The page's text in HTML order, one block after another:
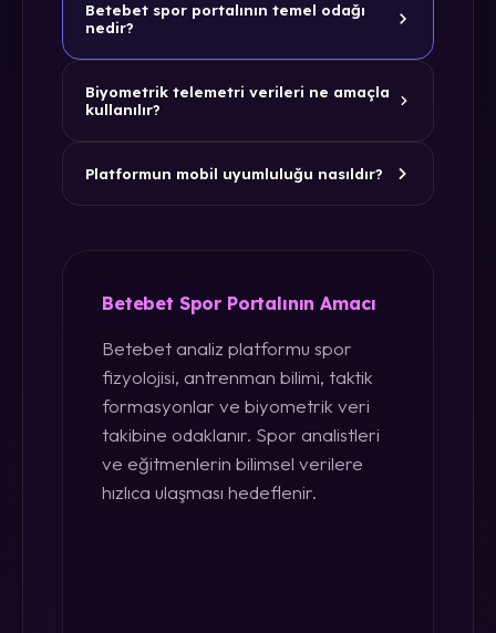
Betebet spor portalının temel odağı
nedir?
Biyometrik telemetri verileri ne amaçla
kullanılır?
Platformun mobil uyumluluğu nasıldır?
Betebet Spor Portalının Amacı
Betebet analiz platformu spor
fizyolojisi, antrenman bilimi, taktik
formasyonlar ve biyometrik veri
takibine odaklanır. Spor analistleri
ve eğitmenlerin bilimsel verilere
hızlıca ulaşması hedeflenir.